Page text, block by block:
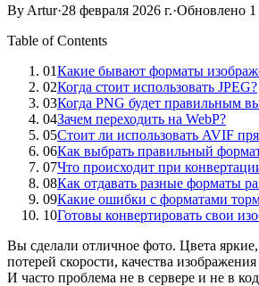
By Artur·28 февраля 2026 г.·Обновлено
Table of Contents
01Какие бывают форматы
02Когда стоит использовать JPEG?
03Когда PNG будет правильным
04Зачем переходить на WebP?
05Стоит ли использовать AVIF
06Как выбрать правильный
07Что происходит при
08Как отдавать разные форматы
09Какие ошибки с форматами
10Готовы конвертировать свои
Вы сделали отличное фото. Цвета
потерей скорости, качества
И часто проблема не в сервере и не в